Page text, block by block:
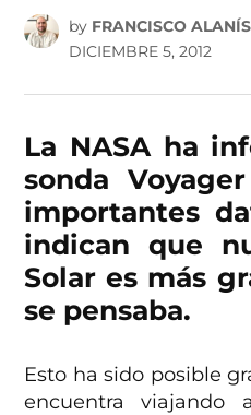
by FRANCISCO ALANÍS
DICIEMBRE 5, 2012
La NASA ha
sonda
importantes
indican que
Solar es más
se pensaba.
Esto ha sido posible
encuentra viajando